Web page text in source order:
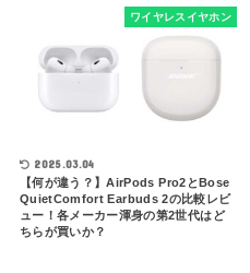
ワイヤレスイヤホン
2025.03.04
【何が違う？】AirPods Pro2とBose
QuietComfort Earbuds 2の比較レビ
ュー！各メーカー渾身の第2世代はど
ちらが買いか？